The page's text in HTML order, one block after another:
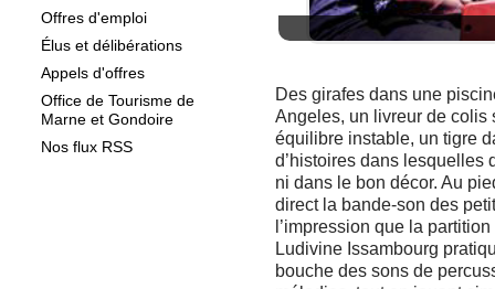
Offres d'emploi
Élus et délibérations
Appels d'offres
Office de Tourisme de
Marne et Gondoire
Nos flux RSS
Des girafes dans une
Angeles, un livreur de colis
équilibre instable, un tigre
d’histoires dans lesquelles
ni dans le bon décor. Au
direct la bande-son des
l’impression que la
Ludivine Issambourg
bouche des sons de